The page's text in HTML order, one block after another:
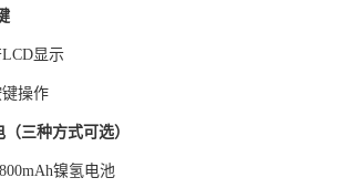
显示
操作
三种方式可选）
镍氢电池